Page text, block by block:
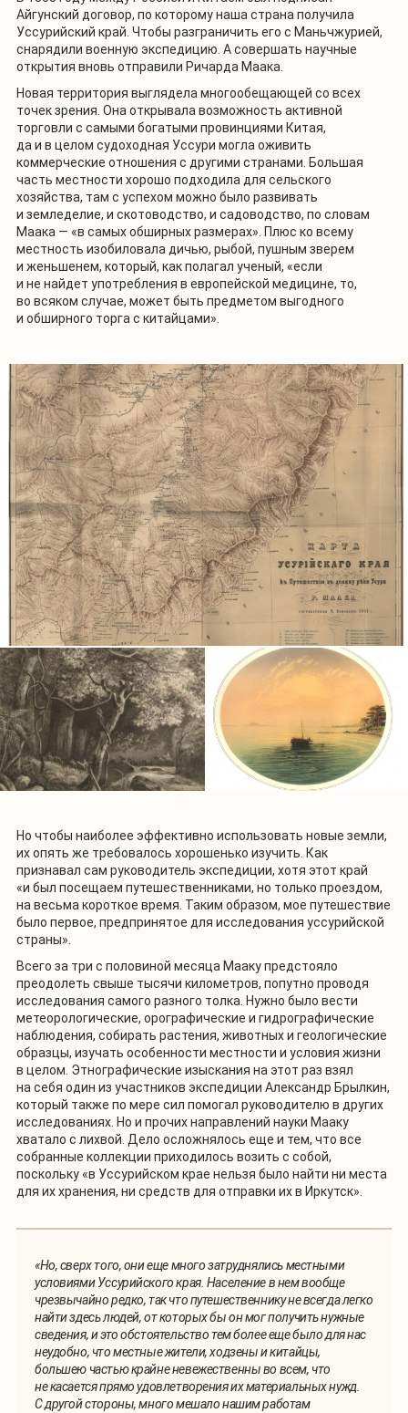
Айгунский договор, по которому наша страна получила
Уссурийский край. Чтобы разграничить его с Маньчжурией,
снарядили военную экспедицию. А совершать научные
открытия вновь отправили Ричарда Маака.
Новая территория выглядела многообещающей со всех
точек зрения. Она открывала возможность активной
торговли с самыми богатыми провинциями Китая,
да и в целом судоходная Уссури могла оживить
коммерческие отношения с другими странами. Большая
часть местности хорошо подходила для сельского
хозяйства, там с успехом можно было развивать
и земледелие, и скотоводство, и садоводство, по словам
Маака — «в самых обширных размерах». Плюс ко всему
местность изобиловала дичью, рыбой, пушным зверем
и женьшенем, который, как полагал ученый, «если
и не найдет употребления в европейской медицине, то,
во всяком случае, может быть предметом выгодного
и обширного торга с китайцами».
Но чтобы наиболее эффективно использовать новые земли,
их опять же требовалось хорошенько изучить. Как
признавал сам руководитель экспедиции, хотя этот край
«и был посещаем путешественниками, но только проездом,
на весьма короткое время. Таким образом, мое путешествие
было первое, предпринятое для исследования уссурийской
страны».
Всего за три с половиной месяца Мааку предстояло
преодолеть свыше тысячи километров, попутно проводя
исследования самого разного толка. Нужно было вести
метеорологические, орографические и гидрографические
наблюдения, собирать растения, животных и геологические
образцы, изучать особенности местности и условия жизни
в целом. Этнографические изыскания на этот раз взял
на себя один из участников экспедиции Александр Брылкин,
который также по мере сил помогал руководителю в других
исследованиях. Но и прочих направлений науки Мааку
хватало с лихвой. Дело осложнялось еще и тем, что все
собранные коллекции приходилось возить с собой,
поскольку «в Уссурийском крае нельзя было найти ни места
для их хранения, ни средств для отправки их в Иркутск».
«Но, сверх того, они еще много затруднялись местными
условиями Уссурийского края. Население в нем вообще
чрезвычайно редко, так что путешественнику не всегда легко
найти здесь людей, от которых бы он мог получить нужные
сведения, и это обстоятельство тем более еще было для нас
неудобно, что местные жители, ходзены и китайцы,
большею частью крайне невежественны во всем, что
не касается прямо удовлетворения их материальных нужд.
С другой стороны, много мешало нашим работам